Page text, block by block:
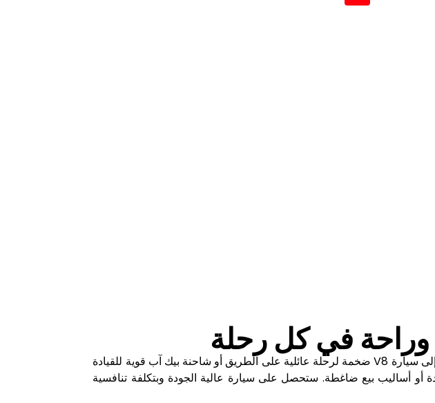
في كل رحلة
سيارة V8 ضخمة لرحلة عائلية على الطريق أو شاحنة بيك آب قوية للقيادة
أو أساليب بيع ضاغطة. ستحصل على سيارة عالية الجودة وبتكلفة تنافسية